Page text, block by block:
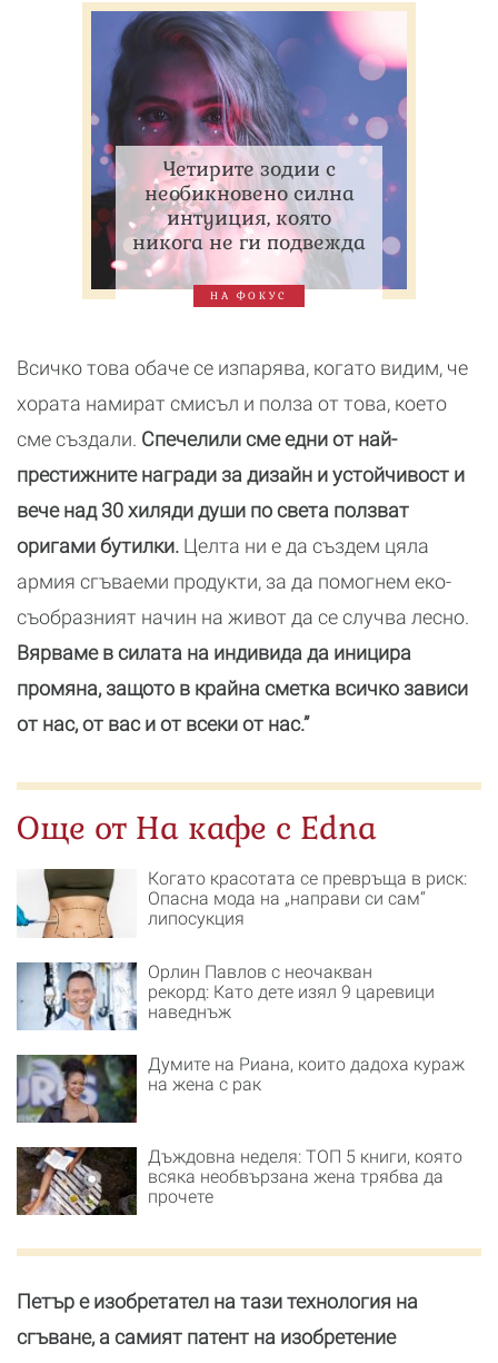
Четирите зодии с
необикновено силна
интуиция, която
никога не ги подвежда
НА ФОКУС
Всичко това обаче се изпарява, когато видим, че
хората намират смисъл и полза от това, което
сме създали. Спечелили сме едни от най-
престижните награди за дизайн и устойчивост и
вече над 30 хиляди души по света ползват
оригами бутилки. Целта ни е да създем цяла
армия сгъваеми продукти, за да помогнем еко-
съобразният начин на живот да се случва лесно.
Вярваме в силата на индивида да иницира
промяна, защото в крайна сметка всичко зависи
от нас, от вас и от всеки от нас.”
Още от На кафе с Edna
Когато красотата се превръща в риск:
Опасна мода на „направи си сам“
липосукция
Орлин Павлов с неочакван
рекорд: Като дете изял 9 царевици
наведнъж
Думите на Риана, които дадоха кураж
на жена с рак
Дъждовна неделя: ТОП 5 книги, която
всяка необвързана жена трябва да
прочете
Петър е изобретател на тази технология на
сгъване, а самият патент на изобретение